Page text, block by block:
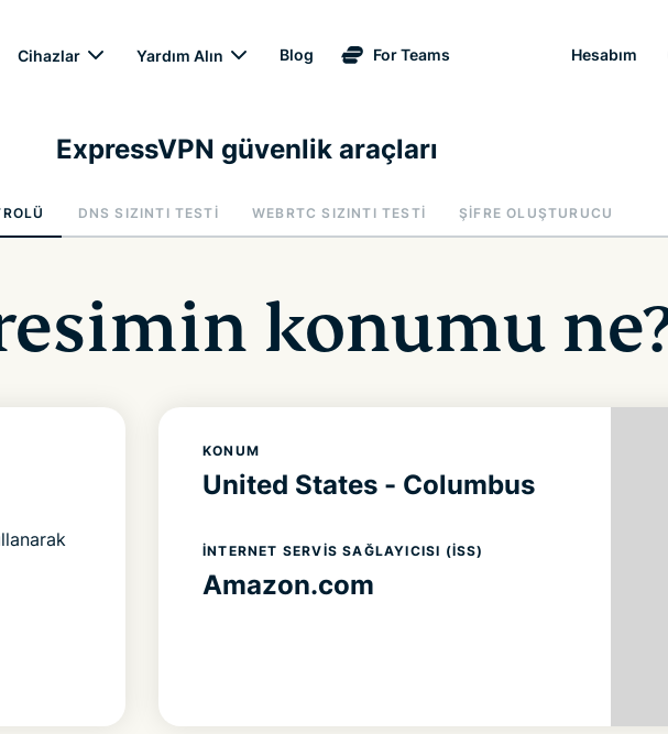
Cihazlar Yardım Alın Blog For Teams Hesabım
ExpressVPN güvenlik araçları
DNS SIZINTI TESTI WEBRTC SIZINTI TESTI ŞIFRE OLUŞTURUCU
konumu
KONUM
United States - Columbus
İNTERNET SERVIS SAĞLAYICISI (İSS)
Amazon.com